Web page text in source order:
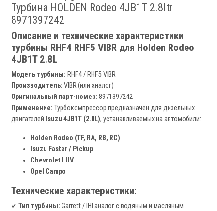
Турбина HOLDEN Rodeo 4JB1T 2.8ltr
8971397242
Описание и технические характеристики
турбины RHF4 RHF5 VIBR для Holden Rodeo
4JB1T 2.8L
Модель турбины: RHF4 / RHF5 VIBR
Производитель: VIBR (или аналог)
Оригинальный парт-номер: 8971397242
Применение: Турбокомпрессор предназначен для дизельных
двигателей Isuzu 4JB1T (2.8L), устанавливаемых на автомобили:
Holden Rodeo (TF, RA, RB, RC)
Isuzu Faster / Pickup
Chevrolet LUV
Opel Campo
Технические характеристики:
✔ Тип турбины: Garrett / IHI аналог с водяным и масляным